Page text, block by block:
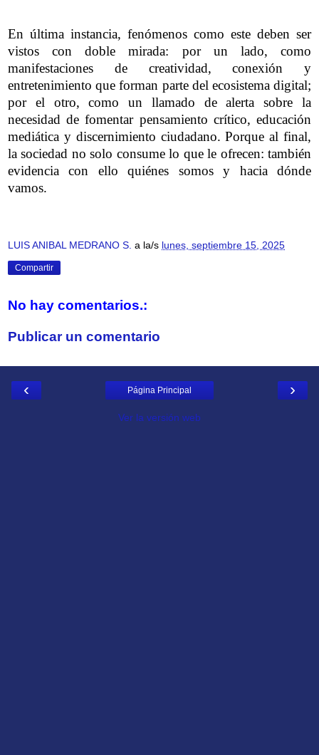
En última instancia, fenómenos como este deben ser
vistos con doble mirada: por un lado, como
manifestaciones de creatividad, conexión y
entretenimiento que forman parte del ecosistema digital;
por el otro, como un llamado de alerta sobre la
necesidad de fomentar pensamiento crítico, educación
mediática y discernimiento ciudadano. Porque al final,
la sociedad no solo consume lo que le ofrecen: también
evidencia con ello quiénes somos y hacia dónde
vamos.
LUIS ANIBAL MEDRANO S. a la/s lunes, septiembre 15, 2025
Compartir
No hay comentarios.:
Publicar un comentario
‹ ›
Página Principal
Ver la versión web